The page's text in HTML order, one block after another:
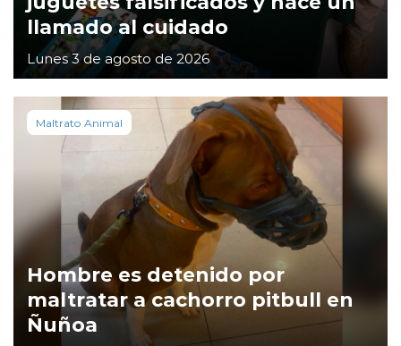
llamado al cuidado
Lunes 3 de agosto de 2026
Maltrato Animal
Hombre es detenido por
maltratar a cachorro pitbull en
Ñuñoa